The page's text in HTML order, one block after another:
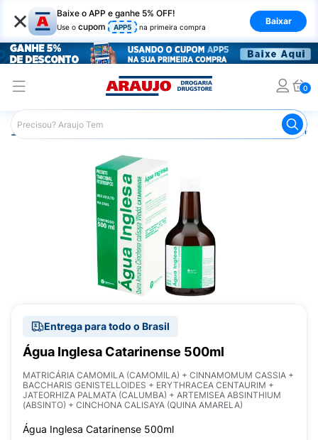
× Baixe o APP e ganhe 5% OFF!
Use o cupom APP5 na primeira compra
Baixar
0
Araujo Medicamentos Água
Entrega para todo o Brasil
Água Inglesa Catarinense 500ml
MATRICÁRIA CAMOMILA (CAMOMILA) + CINNAMOMUM CASSIA +
BACCHARIS GENISTELLOIDES + ERYTHRACEA CENTAURIM +
JATEORHIZA PALMATA (CALUMBA) + ARTEMISEA ABSINTHIUM
(ABSINTO) + CINCHONA CALISAYA (QUINA AMARELA)
Água Inglesa Catarinense 500ml